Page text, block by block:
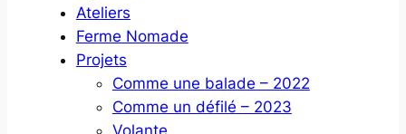
Ateliers
Ferme Nomade
Projets
Comme une balade – 2022
Comme un défilé – 2023